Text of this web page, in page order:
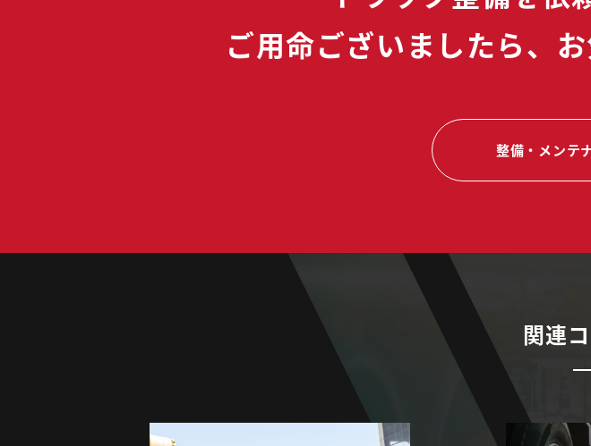
ご用命ございましたら、
整備・メンテ
関連